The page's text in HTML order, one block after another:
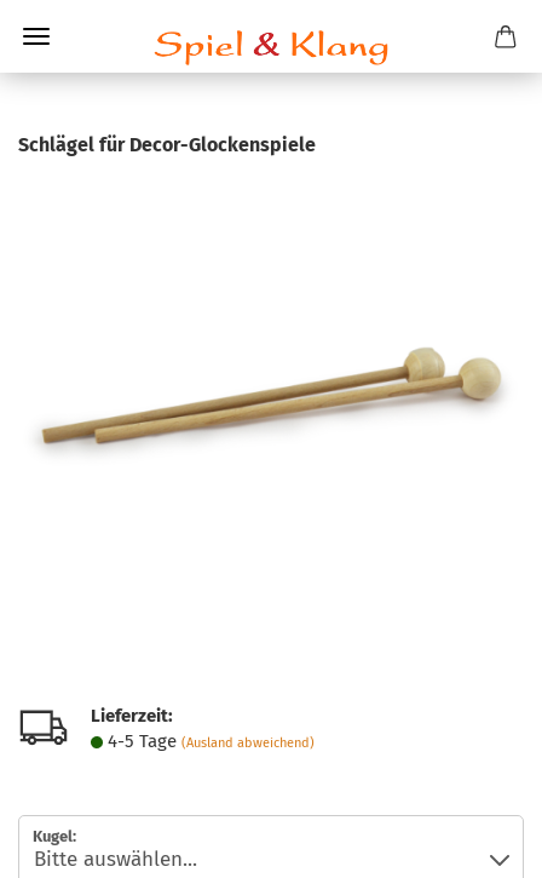
Schlä­gel für Decor-​Glockenspiele
Lieferzeit:
4-5 Tage (Ausland abweichend)
Kugel: